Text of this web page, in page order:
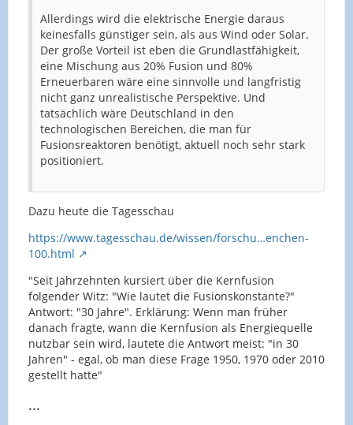
Allerdings wird die elektrische Energie daraus
keinesfalls günstiger sein, als aus Wind oder Solar.
Der große Vorteil ist eben die Grundlastfähigkeit,
eine Mischung aus 20% Fusion und 80%
Erneuerbaren wäre eine sinnvolle und langfristig
nicht ganz unrealistische Perspektive. Und
tatsächlich wäre Deutschland in den
technologischen Bereichen, die man für
Fusionsreaktoren benötigt, aktuell noch sehr stark
positioniert.
Dazu heute die Tagesschau
https://www.tagesschau.de/wissen/forschu…enchen-
100.html
"Seit Jahrzehnten kursiert über die Kernfusion
folgender Witz: "Wie lautet die Fusionskonstante?"
Antwort: "30 Jahre". Erklärung: Wenn man früher
danach fragte, wann die Kernfusion als Energiequelle
nutzbar sein wird, lautete die Antwort meist: "in 30
Jahren" - egal, ob man diese Frage 1950, 1970 oder 2010
gestellt hatte"
...